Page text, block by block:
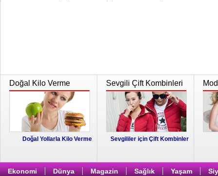
Doğal Kilo Verme
Doğal Yollarla Kilo Verme
Sevgili Çift Kombinleri
Sevgililer için Çift Kombinler
Ekonomi Dünya Magazin Sağlık Yaşam